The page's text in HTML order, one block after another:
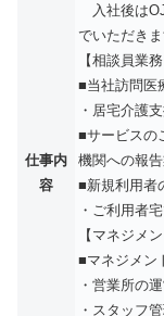
仕事内
容
入社後は
でいただき
【相談員業務
■当社訪問医
・居宅介護
■サービスの
機関への報
■新規利用者
・ご利用者
【マネジメ
■マネジメン
・営業所の
・スタッフ